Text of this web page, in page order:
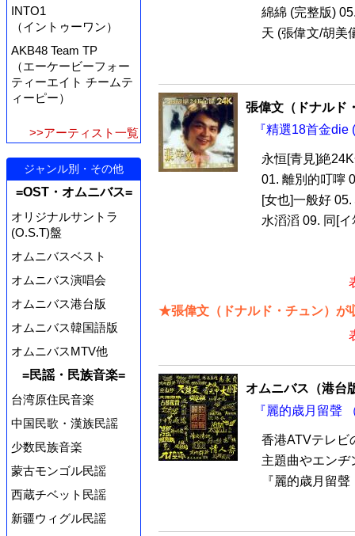
INTO1
（イントゥーワン）
AKB48 Team TP
（エーケービーフォー
ティーエイト チームテ
ィーピー）
>>アーティスト一覧
ジャンル別・その他
=OST・オムニバス=
オリジナルサントラ
(O.S.T)盤
オムニバスベスト
オムニバス演唱会
オムニバス港台版
オムニバス韓国語版
オムニバスMTV他
=民謡・民族音楽=
台湾原住民音楽
中国民歌・漢族民謡
少数民族音楽
蒙古モンゴル民謡
西蔵チベット民謡
新疆ウィグル民謡
綿綿 (完整版)
天 (張偉文/胡美
張偉文（ドナルド
『精選18首金
永恒[青見]絶
01. 離別的叮嚀
[女也]一般好
水滔滔 09. 同[
★張偉文（ドナルド・チュン）が
オムニバス（港台
『麗的歳月留聲
香港ATVテレビ
主題曲やエンヂ
『麗的歳月留